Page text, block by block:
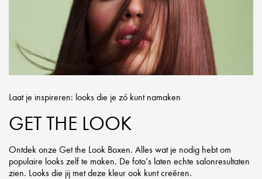
Laat je inspireren: looks die je zó kunt namaken
GET THE LOOK
Ontdek onze Get the Look Boxen. Alles wat je nodig hebt om
populaire looks zelf te maken. De foto’s laten echte salonresultaten
zien. Looks die jij met deze kleur ook kunt creëren.